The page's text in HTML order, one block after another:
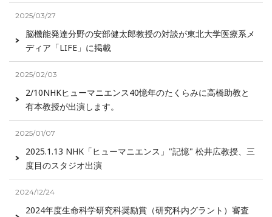
2025/03/27
脳機能発達分野の安部健太郎教授の対談が東北大学医療系メ
ディア「LIFE」に掲載
2025/02/03
2/10NHKヒューマニエンス40憶年のたくらみに高橋助教と
有本教授が出演します。
2025/01/07
2025.1.13 NHK「ヒューマニエンス」"記憶" 松井広教授、三
度目のスタジオ出演
2024/12/24
2024年度生命科学研究科奨励賞（研究科内グラント）審査